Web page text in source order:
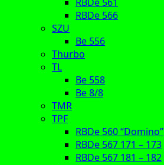
RBDe 566
SZU
Be 556
Thurbo
TL
Be 558
Be 8/8
TMR
TPF
RBDe 560 “Domino”
RBDe 567 171 – 173
RBDe 567 181 – 182